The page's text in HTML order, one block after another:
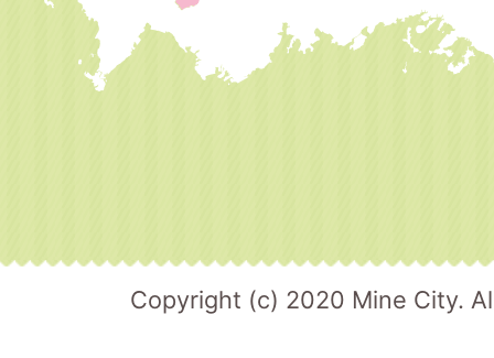
Copyright (c) 2020 Mine City.